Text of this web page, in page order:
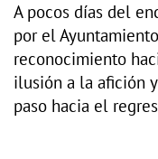
A pocos días del
por el
reconocimiento
ilusión a la afición
paso hacia el